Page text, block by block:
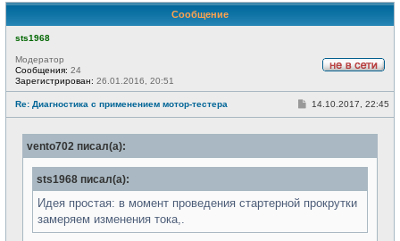
Сообщение
sts1968
с
е
Модератор
Сообщения: 24
Зарегистрирован: 26.01.2016, 20:51
Re: Диагностика с применением мотор-тестера
С
б
е
н
14.10.2017, 22:45
vento702 писал(а):
sts1968 писал(а):
Идея простая: в момент проведения стартерной прокрутки
замеряем изменения тока,.